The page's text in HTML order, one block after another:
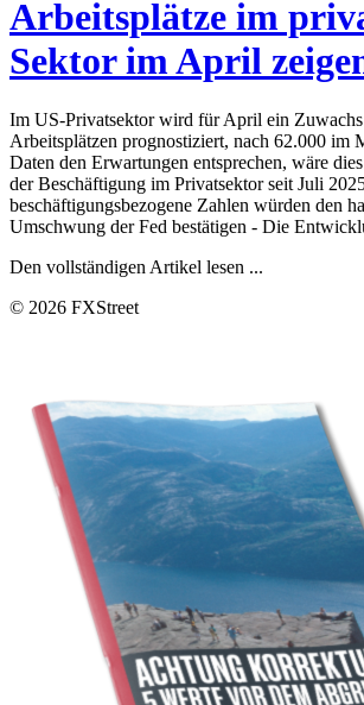
Arbeitsplätze im
Sektor im April
Im US-Privatsektor wird für April ein
Arbeitsplätzen prognostiziert, nach 62.000 im
Daten den Erwartungen entsprechen, wäre
der Beschäftigung im Privatsektor seit Juli
beschäftigungsbezogene Zahlen würden den
Umschwung der Fed bestätigen - Die
Den vollständigen Artikel lesen ...
© 2026 FXStreet